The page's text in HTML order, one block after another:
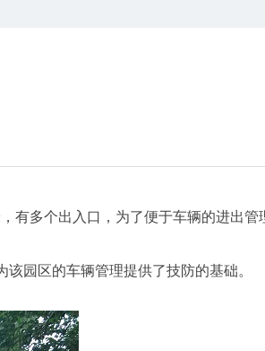
多个出入口，为了便于车辆的进出
园区的车辆管理提供了技防的基础。